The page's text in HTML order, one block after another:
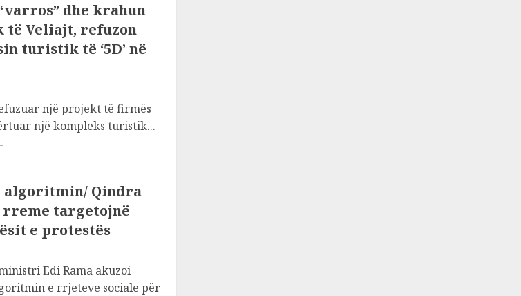
dhe krahun
të Veliajt, refuzon
turistik të ‘5D’ në
një projekt të firmës
një kompleks turistik...
algoritmin/ Qindra
targetojnë
e protestës
Edi Rama akuzoi
e rrjeteve sociale për